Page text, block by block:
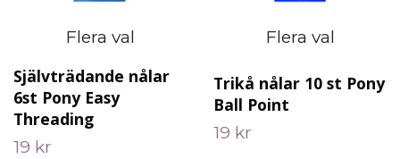
Flera val
Självträdande nålar
6st Pony Easy
Threading
19 kr
Flera val
Trikå nålar 10 st Pony
Ball Point
19 kr